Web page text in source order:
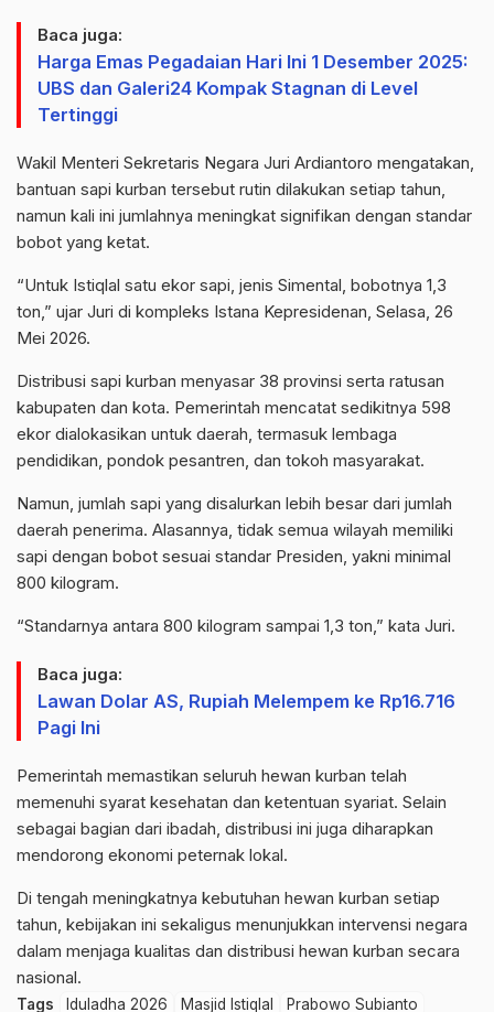
Baca juga:
Harga Emas Pegadaian Hari Ini 1 Desember 2025:
UBS dan Galeri24 Kompak Stagnan di Level
Tertinggi
Wakil Menteri Sekretaris Negara Juri Ardiantoro mengatakan,
bantuan sapi kurban tersebut rutin dilakukan setiap tahun,
namun kali ini jumlahnya meningkat signifikan dengan standar
bobot yang ketat.
“Untuk Istiqlal satu ekor sapi, jenis Simental, bobotnya 1,3
ton,” ujar Juri di kompleks Istana Kepresidenan, Selasa, 26
Mei 2026.
Distribusi sapi kurban menyasar 38 provinsi serta ratusan
kabupaten dan kota. Pemerintah mencatat sedikitnya 598
ekor dialokasikan untuk daerah, termasuk lembaga
pendidikan, pondok pesantren, dan tokoh masyarakat.
Namun, jumlah sapi yang disalurkan lebih besar dari jumlah
daerah penerima. Alasannya, tidak semua wilayah memiliki
sapi dengan bobot sesuai standar Presiden, yakni minimal
800 kilogram.
“Standarnya antara 800 kilogram sampai 1,3 ton,” kata Juri.
Baca juga:
Lawan Dolar AS, Rupiah Melempem ke Rp16.716
Pagi Ini
Pemerintah memastikan seluruh hewan kurban telah
memenuhi syarat kesehatan dan ketentuan syariat. Selain
sebagai bagian dari ibadah, distribusi ini juga diharapkan
mendorong ekonomi peternak lokal.
Di tengah meningkatnya kebutuhan hewan kurban setiap
tahun, kebijakan ini sekaligus menunjukkan intervensi negara
dalam menjaga kualitas dan distribusi hewan kurban secara
nasional.
Tags Iduladha 2026 Masjid Istiqlal Prabowo Subianto